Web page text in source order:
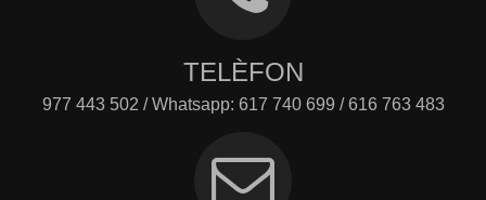
TELÈFON
977 443 502 / Whatsapp: 617 740 699 / 616 763 483